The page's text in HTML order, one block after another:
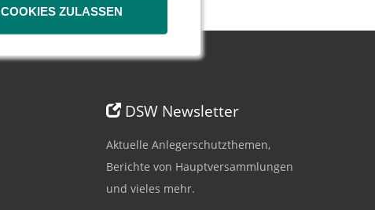
COOKIES ZULASSEN
DSW Newsletter
Aktuelle Anlegerschutzthemen,
Berichte von Hauptversammlungen
und vieles mehr.